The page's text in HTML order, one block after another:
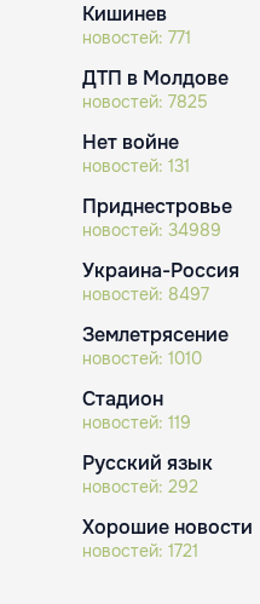
Кишинев
новостей: 771
ДТП в Молдове
новостей: 7825
Нет войне
новостей: 131
Приднестровье
новостей: 34989
Украина-Россия
новостей: 8497
Землетрясение
новостей: 1010
Стадион
новостей: 119
Русский язык
новостей: 292
Хорошие новости
новостей: 1721